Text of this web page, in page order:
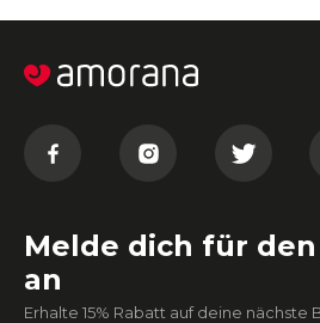
Melde dich für
an
Erhalte 15% Rabatt auf deine nächste